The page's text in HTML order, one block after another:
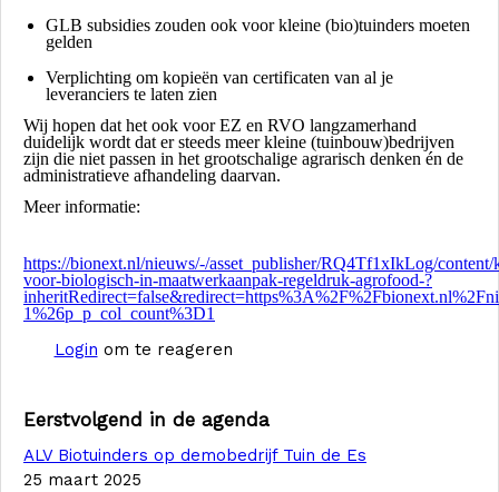
GLB subsidies zouden ook voor kleine (bio)tuinders moeten
gelden
Verplichting om kopieën van certificaten van al je
leveranciers te laten zien
Wij hopen dat het ook voor EZ en RVO langzamerhand
duidelijk wordt dat er steeds meer kleine (tuinbouw)bedrijven
zijn die niet passen in het grootschalige agrarisch denken én de
administratieve afhandeling daarvan.
Meer informatie:
https://bionext.nl/nieuws/-/asset_publisher/RQ4Tf1xIkLog/content/
voor-biologisch-in-maatwerkaanpak-regeldruk-agrofood-?
1%26p_p_col_count%3D1
Login om te reageren
Eerstvolgend in de agenda
ALV Biotuinders op demobedrijf Tuin de Es
25 maart 2025